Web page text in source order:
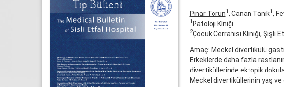
Pınar Torun1 , Canan Tanık1 ,
1 Patoloji Klniği
2Çocuk Cerrahisi Kliniği, Şişli
Amaç: Meckel divertikülü
Erkeklerde daha fazla
divertiküllerinde ektopik
Meckel divertiküllerinin yaş ve